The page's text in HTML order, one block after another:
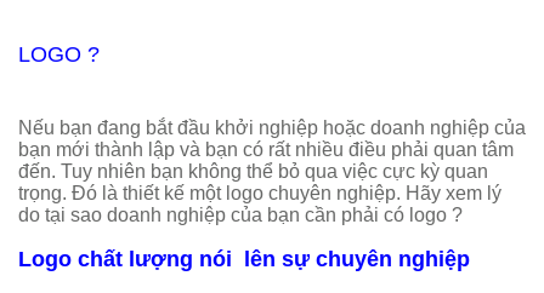
LOGO ?
Nếu bạn đang bắt đầu khởi nghiệp hoặc doanh nghiệp của
bạn mới thành lập và bạn có rất nhiều điều phải quan tâm
đến. Tuy nhiên bạn không thể bỏ qua việc cực kỳ quan
trọng. Đó là thiết kế một logo chuyên nghiệp. Hãy xem lý
do tại sao doanh nghiệp của bạn cần phải có logo ?
Logo chất lượng nói lên sự chuyên nghiệp